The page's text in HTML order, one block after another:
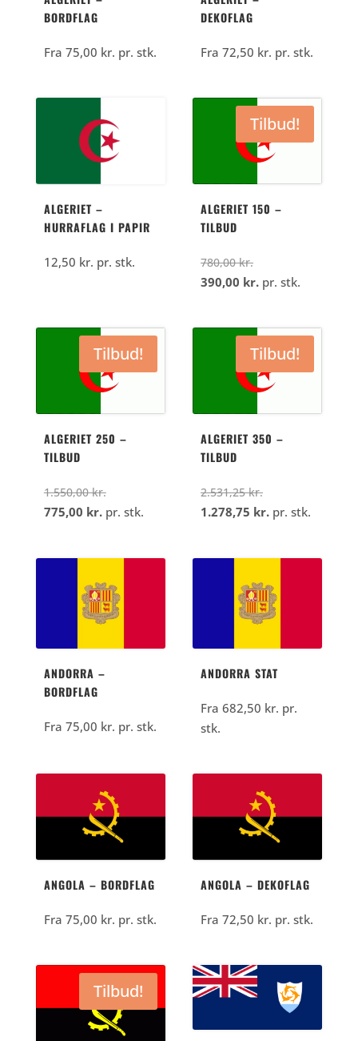
BORDFLAG
Fra 75,00 kr. pr. stk.
DEKOFLAG
Fra72,50 kr. pr. stk.
ALGERIET –
HURRAFLAG I PAPIR
12,50 kr. pr. stk.
Tilbud!
ALGERIET 150 –
TILBUD
780,00kr.Den
oprindelige
kr..
390,00 kr.Den
390,00
kr..
pr. stk.
Tilbud!
ALGERIET 250 –
TILBUD
1.550,00kr.Den
oprindelige
kr..
775,00 kr.Den
775,00
kr..
pr. stk.
Tilbud!
ALGERIET 350 –
TILBUD
2.531,25kr.Den
oprindelige
kr..
1.278,75 kr.Den
1.278,75
kr..
pr. stk.
ANDORRA –
BORDFLAG
Fra 75,00 kr. pr. stk.
ANDORRA STAT
Fra682,50 kr. pr.
stk.
ANGOLA – BORDFLAG
Fra 75,00 kr. pr. stk.
ANGOLA – DEKOFLAG
Fra72,50 kr. pr. stk.
Tilbud!